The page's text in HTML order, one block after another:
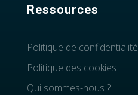
Ressources
Politique de confidentialité
Politique des cookies
Qui sommes-nous ?